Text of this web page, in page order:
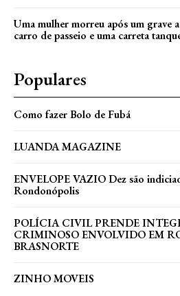
Uma mulher morreu após um grave
carro de passeio e uma carreta
Populares
Como fazer Bolo de Fubá
LUANDA MAGAZINE
ENVELOPE VAZIO Dez são
Rondonópolis
POLÍCIA CIVIL PRENDE
CRIMINOSO ENVOLVIDO EM
BRASNORTE
ZINHO MOVEIS